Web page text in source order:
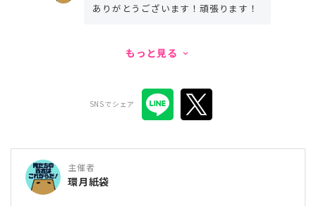
ありがとうございます！頑張ります！
もっと見る keyboard_arrow_down
SNSでシェア
主催者
環月紙袋